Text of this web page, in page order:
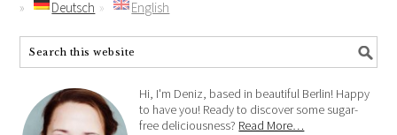
Deutsch English
Hi, I'm Deniz, based in beautiful Berlin! Happy
to have you! Ready to discover some sugar-
free deliciousness? Read More…